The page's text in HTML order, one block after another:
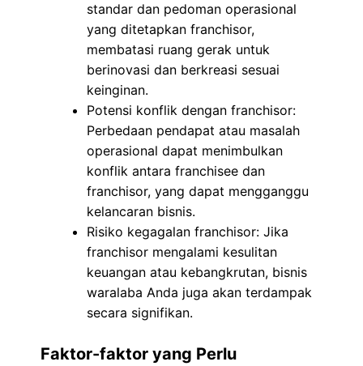
standar dan pedoman operasional
yang ditetapkan franchisor,
membatasi ruang gerak untuk
berinovasi dan berkreasi sesuai
keinginan.
Potensi konflik dengan franchisor:
Perbedaan pendapat atau masalah
operasional dapat menimbulkan
konflik antara franchisee dan
franchisor, yang dapat mengganggu
kelancaran bisnis.
Risiko kegagalan franchisor: Jika
franchisor mengalami kesulitan
keuangan atau kebangkrutan, bisnis
waralaba Anda juga akan terdampak
secara signifikan.
Faktor-faktor yang Perlu